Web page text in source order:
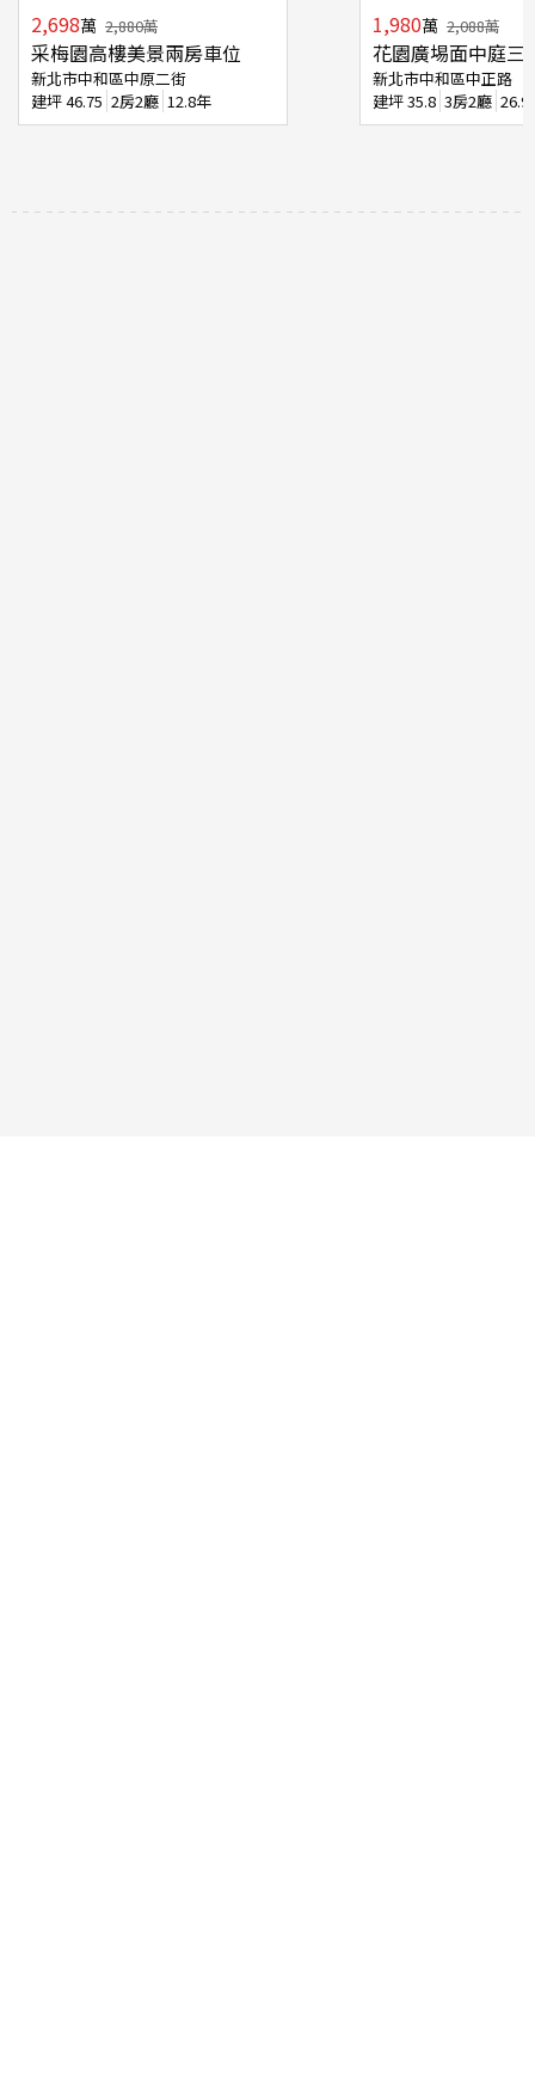
2,698萬 2,880萬
采梅園高樓美景兩房車位
新北市中和區中原二街
建坪46.75 2房2廳 12.8年
1,980萬 2,088萬
花園廣埸面中庭三
新北市中和區中正路
建坪35.8 3房2廳 26.9